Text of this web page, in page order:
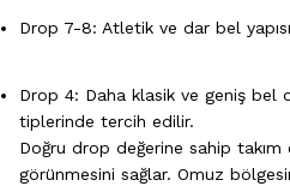
Drop 7-8: Atletik ve dar bel
Drop 4: Daha klasik ve geniş bel
tiplerinde tercih edilir.
Doğru drop değerine sahip
görünmesini sağlar. Omuz